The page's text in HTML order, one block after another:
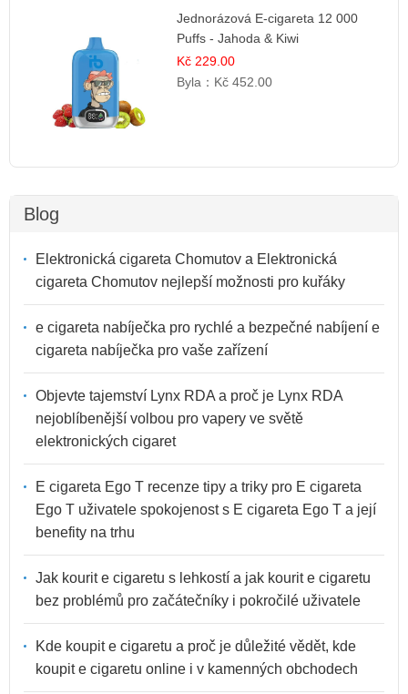
Jednorázová E-cigareta 12 000
Puffs - Jahoda & Kiwi
Kč 229.00
Byla： Kč 452.00
Blog
Elektronická cigareta Chomutov a Elektronická
cigareta Chomutov nejlepší možnosti pro kuřáky
e cigareta nabíječka pro rychlé a bezpečné nabíjení e
cigareta nabíječka pro vaše zařízení
Objevte tajemství Lynx RDA a proč je Lynx RDA
nejoblíbenější volbou pro vapery ve světě
elektronických cigaret
E cigareta Ego T recenze tipy a triky pro E cigareta
Ego T uživatele spokojenost s E cigareta Ego T a její
benefity na trhu
Jak kourit e cigaretu s lehkostí a jak kourit e cigaretu
bez problémů pro začátečníky i pokročilé uživatele
Kde koupit e cigaretu a proč je důležité vědět, kde
koupit e cigaretu online i v kamenných obchodech